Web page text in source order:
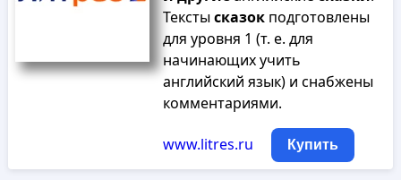
Текстысказокподготовлены
для уровня 1 (т. е. для
начинающих учить
английский язык) и снабжены
комментариями.
www.litres.ru Купить